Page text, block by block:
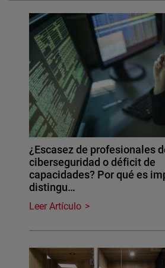
¿Escasez de profesionales
ciberseguridad o déficit de
capacidades? Por qué es
distingu…
Leer Artículo